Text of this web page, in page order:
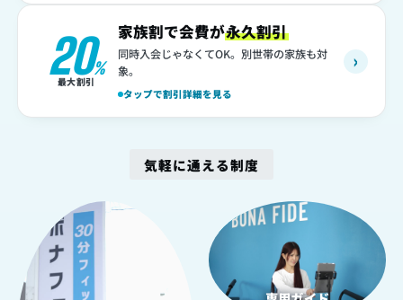
20%
最大割引
家族割で会費が永久割引
同時入会じゃなくてOK。別世帯の家族も対
象。
タップで割引詳細を見る
›
気軽に通える制度
2